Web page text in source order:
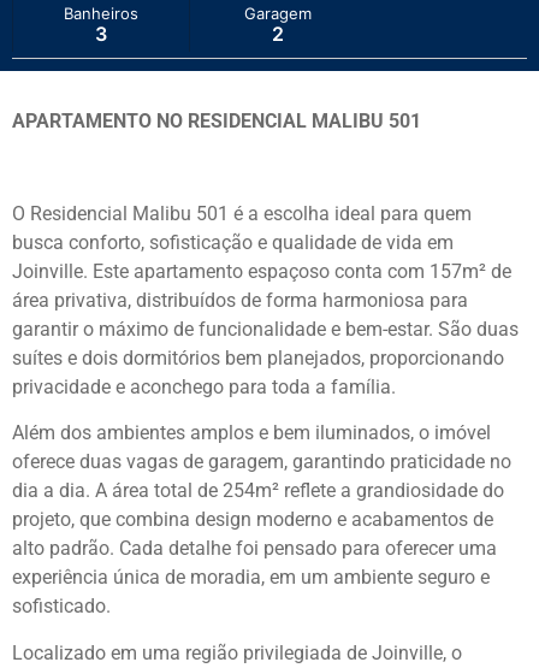
Banheiros
3
Garagem
2
APARTAMENTO NO RESIDENCIAL MALIBU 501
O Residencial Malibu 501 é a escolha ideal para quem
busca conforto, sofisticação e qualidade de vida em
Joinville. Este apartamento espaçoso conta com 157m² de
área privativa, distribuídos de forma harmoniosa para
garantir o máximo de funcionalidade e bem-estar. São duas
suítes e dois dormitórios bem planejados, proporcionando
privacidade e aconchego para toda a família.
Além dos ambientes amplos e bem iluminados, o imóvel
oferece duas vagas de garagem, garantindo praticidade no
dia a dia. A área total de 254m² reflete a grandiosidade do
projeto, que combina design moderno e acabamentos de
alto padrão. Cada detalhe foi pensado para oferecer uma
experiência única de moradia, em um ambiente seguro e
sofisticado.
Localizado em uma região privilegiada de Joinville, o